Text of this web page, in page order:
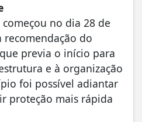
no dia 28 de
recomendação do
previa o início para
e à organização
foi possível adiantar
proteção mais rápida